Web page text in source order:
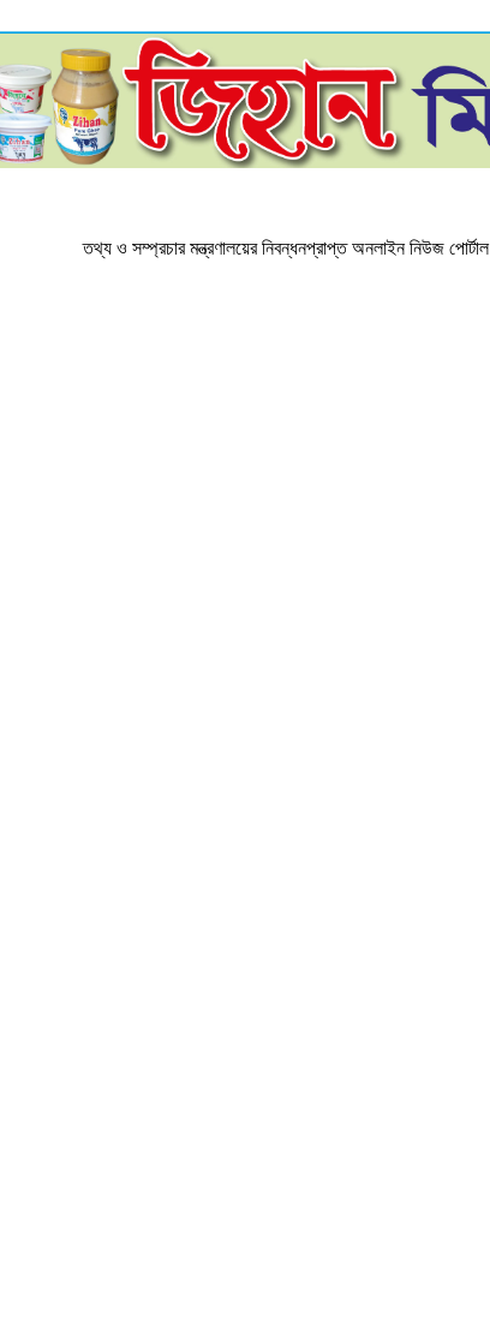
তথ্য ও সম্প্রচার মন্ত্রণালয়ের নিবন্ধনপ্রাপ্ত অনলাইন নিউজ পোর্টাল